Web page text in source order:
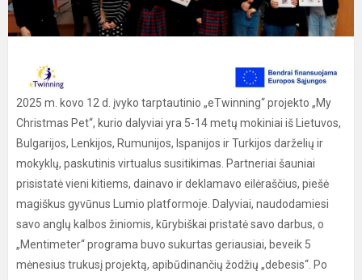
2025 m. kovo 12 d. įvyko tarptautinio „eTwinning“ projekto „My
Christmas Pet“, kurio dalyviai yra 5-14 metų mokiniai iš Lietuvos,
Bulgarijos, Lenkijos, Rumunijos, Ispanijos ir Turkijos darželių ir
mokyklų, paskutinis virtualus susitikimas. Partneriai šauniai
prisistatė vieni kitiems, dainavo ir deklamavo eilėraščius, piešė
magiškus gyvūnus Lumio platformoje. Dalyviai, naudodamiesi
savo anglų kalbos žiniomis, kūrybiškai pristatė savo darbus, o
„Mentimeter“ programa buvo sukurtas geriausiai, beveik 5
mėnesius trukusį projektą, apibūdinančių žodžių „debesis“. Po